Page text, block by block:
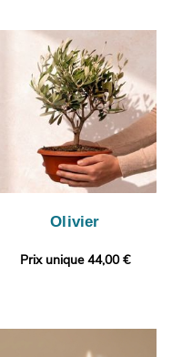
Olivier
Prix unique 44,00 €